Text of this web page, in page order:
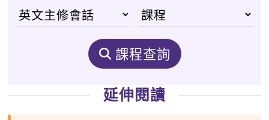
課程查詢
延伸閱讀